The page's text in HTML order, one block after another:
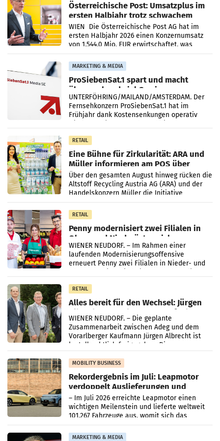
Österreichische Post: Umsatzplus im
ersten Halbjahr trotz schwachem
Briefgeschäft
WIEN Die Österreichische Post AG hat im
ersten Halbjahr 2026 einen Konzernumsatz
von 1.544,0 Mio. EUR erwirtschaftet, was
einem Plus von 3,8 Prozent gegenüber dem
Vergleichszeitraum
MARKETING & MEDIA
ProSiebenSat.1 spart und macht
überraschend viel Gewinn
UNTERFÖHRING/MAILAND/AMSTERDAM. Der
Fernsehkonzern ProSiebenSat.1 hat im
Frühjahr dank Kostensenkungen operativ
RETAIL
Eine Bühne für Zirkularität: ARA und
Müller informieren am POS über
Kreislauffähigkeit
Über den gesamten August hinweg rücken die
Altstoff Recycling Austria AG (ARA) und der
Handelskonzern Müller die Initiative
„Kreislauf-Helden“ in allen österreichischen
Müller-Filialen
RETAIL
Penny modernisiert zwei Filialen in
Ober- und Niederösterreich
WIENER NEUDORF. – Im Rahmen einer
laufenden Modernisierungsoffensive
erneuert Penny zwei Filialen in Nieder- und
RETAIL
Alles bereit für den Wechsel: Jürgen
Albrecht setzt ab 1.1.2027 auf Adeg
WIENER NEUDORF. – Die geplante
Zusammenarbeit zwischen Adeg und dem
Vorarlberger Kaufmann Jürgen Albrecht ist
kartellrechtlich freigegeben: Die
Bundeswettbewerbsbehörde und der
Bundeskartellanwalt
MOBILITY BUSINESS
Rekordergebnis im Juli: Leapmotor
verdoppelt Auslieferungen und
überschreitet die 100.000er-Marke
– Im Juli 2026 erreichte Leapmotor einen
wichtigen Meilenstein und lieferte weltweit
101.267 Fahrzeuge aus, womit sich das
Ergebnis gegenüber Juli 2025 mehr als
verdoppelte (+102
MARKETING & MEDIA